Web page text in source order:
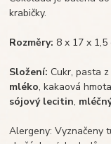
krabičky.
Rozměry: 8 x 17 x 1,5
Složení: Cukr, pasta
mléko, kakaová
sójový lecitin,
Alergeny: Vyznačeny